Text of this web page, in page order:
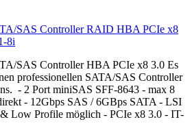
SAS Controller RAID HBA PCIe x8
8i
SAS Controller HBA PCIe x8 3.0 Es
professionellen SATA/SAS Controller
- 2 Port miniSAS SFF-8643 - max 8
- 12Gbps SAS / 6GBps SATA - LSI
Low Profile möglich - PCIe x8 3.0 - IT-